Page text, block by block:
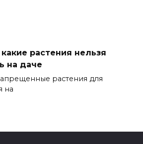
растения нельзя
на даче
растения для
на